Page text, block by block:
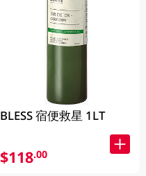
BLESS 宿便救星 1LT
$118.00